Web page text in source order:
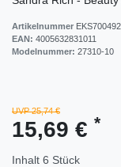
Artikelnummer
EAN: 4005632831011
Modelnummer: 27310-10
UVP 25,74 €
15,69 € *
Inhalt 6 Stück